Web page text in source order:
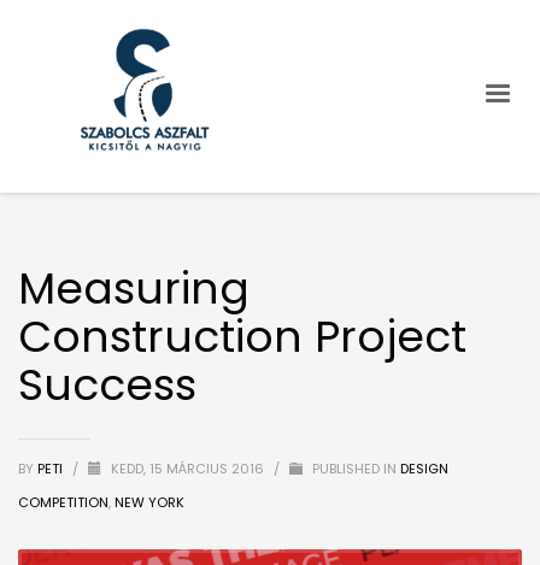
Measuring
Construction Project
Success
BY PETI / KEDD, 15 MÁRCIUS 2016 / PUBLISHED IN DESIGN
COMPETITION, NEW YORK